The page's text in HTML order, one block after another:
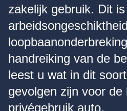
zakelijk gebruik. Dit
handreiking van de
leest u wat in dit
gevolgen zijn voor de
privégebruik auto.